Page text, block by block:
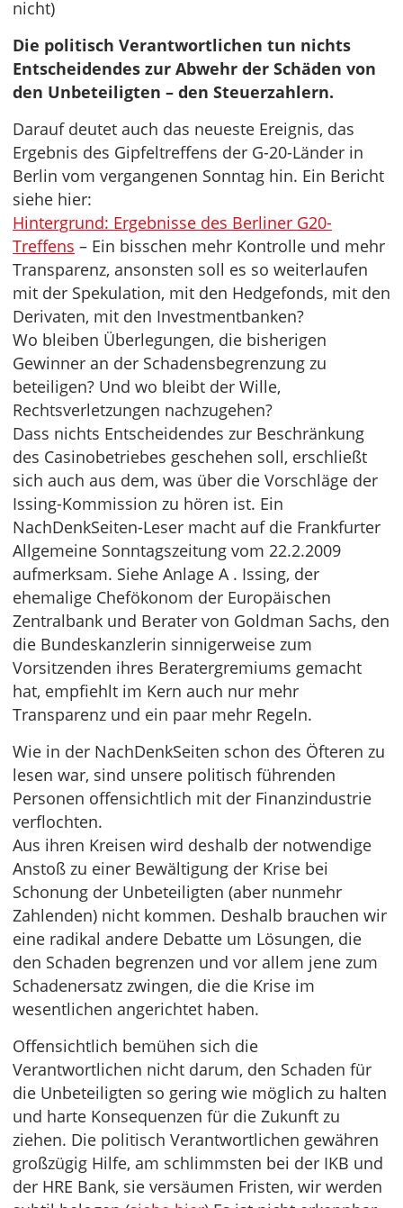
nicht)
Die politisch Verantwortlichen tun nichts
Entscheidendes zur Abwehr der Schäden von
den Unbeteiligten – den Steuerzahlern.
Darauf deutet auch das neueste Ereignis, das
Ergebnis des Gipfeltreffens der G-20-Länder in
Berlin vom vergangenen Sonntag hin. Ein Bericht
siehe hier:
Hintergrund: Ergebnisse des Berliner G20-
Treffens – Ein bisschen mehr Kontrolle und mehr
Transparenz, ansonsten soll es so weiterlaufen
mit der Spekulation, mit den Hedgefonds, mit den
Derivaten, mit den Investmentbanken?
Wo bleiben Überlegungen, die bisherigen
Gewinner an der Schadensbegrenzung zu
beteiligen? Und wo bleibt der Wille,
Rechtsverletzungen nachzugehen?
Dass nichts Entscheidendes zur Beschränkung
des Casinobetriebes geschehen soll, erschließt
sich auch aus dem, was über die Vorschläge der
Issing-Kommission zu hören ist. Ein
NachDenkSeiten-Leser macht auf die Frankfurter
Allgemeine Sonntagszeitung vom 22.2.2009
aufmerksam. Siehe Anlage A . Issing, der
ehemalige Chefökonom der Europäischen
Zentralbank und Berater von Goldman Sachs, den
die Bundeskanzlerin sinnigerweise zum
Vorsitzenden ihres Beratergremiums gemacht
hat, empfiehlt im Kern auch nur mehr
Transparenz und ein paar mehr Regeln.
Wie in der NachDenkSeiten schon des Öfteren zu
lesen war, sind unsere politisch führenden
Personen offensichtlich mit der Finanzindustrie
verflochten.
Aus ihren Kreisen wird deshalb der notwendige
Anstoß zu einer Bewältigung der Krise bei
Schonung der Unbeteiligten (aber nunmehr
Zahlenden) nicht kommen. Deshalb brauchen wir
eine radikal andere Debatte um Lösungen, die
den Schaden begrenzen und vor allem jene zum
Schadenersatz zwingen, die die Krise im
wesentlichen angerichtet haben.
Offensichtlich bemühen sich die
Verantwortlichen nicht darum, den Schaden für
die Unbeteiligten so gering wie möglich zu halten
und harte Konsequenzen für die Zukunft zu
ziehen. Die politisch Verantwortlichen gewähren
großzügig Hilfe, am schlimmsten bei der IKB und
der HRE Bank, sie versäumen Fristen, wir werden